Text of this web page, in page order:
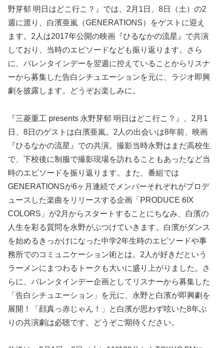
野芽郁 明日はどこ行こ？』では、2月1日、8日（土）の2
週に渡り、白濱亜嵐（GENERATIONS）をゲストに迎え
ます。2人は2017年公開の映画『ひるなかの流星』で共演
しており、当時のエピソードなども振り返ります。さら
に、バレンタインデーを翌週に控えていることからリスナ
ーから募集した告白シチュエーションを元に、ラジオ即興
劇を披露します。どうぞお楽しみに。
『三菱重工 presents 永野芽郁 明日はどこ行こ？』、2月1
日、8日のゲストは白濱亜嵐。2人の出会いは8年前、映画
『ひるなかの流星』での共演。撮影当時永野はまだ高校生
で、下校後に制服で撮影現場を訪れることもあったなど当
時のエピソードを振り返ります。また、番組では
GENERATIONSが6ヶ月連続でメンバーそれぞれがプロデ
ュースした楽曲をリリースする企画「PRODUCE 6IX
COLORS」が2月からスタートすることにちなみ、白濱の
人生を彩る質問を永野がぶつけていきます。白濱がダンス
を始めるきっかけになった中学2年生時のエピソードや事
務所でのコミュニケーション術とは。2人が好きだという
ラーメンにまつわるトークも大いに盛り上がりました。さ
らに、バレンタインデー企画としてリスナーから募集した
「告白シチュエーション」を元に、永野と白濱が即興劇を
展開！「顔真っ赤じゃん！」と白濱が思わず呟いた8年ぶ
りの共演劇は必聴です。どうぞご期待ください。